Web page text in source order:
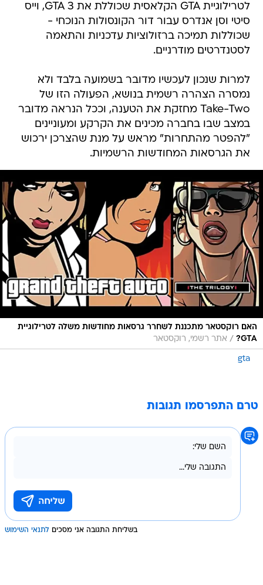
לטרילוגיית GTA הקלאסית שכוללת את GTA 3, וייס
סיטי וסן אנדרס עבור דור הקונסולות הנוכחי -
שכוללות תמיכה ברזולוציות עדכניות והתאמה
לסטנדרטים מודרניים.
למרות שנכון לעכשיו מדובר בשמועה בלבד ולא
נמסרה הצהרה רשמית בנושא, הפעולה הזו של
Take-Two מחזקת את הטענה, וככל הנראה מדובר
במצב שבו בחברה מכינים את הקרקע ומעוניינים
"להפטר מהתחרות" מראש על מנת שהצרכן ירכוש
את הגרסאות המחודשות הרשמיות.
האם רוקסטאר מתכננת לשחרר גרסאות מחודשות משלה לטרילוגיית
GTA?
/ אתר רשמי, רוקסטאר
gta
טרם התפרסמו תגובות
בשליחת התגובה אני מסכים לתנאי השימוש